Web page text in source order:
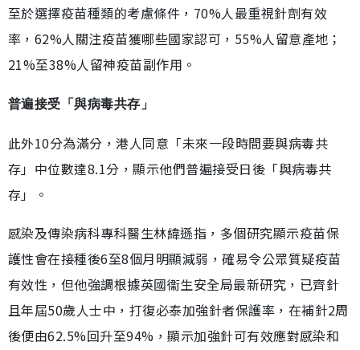
至於選擇疫苗種類的考慮條件，70%人最重視針劑有效
率，62%人關注疫苗獲哪些國家認可，55%人留意產地；
21%至38%人留神疫苗副作用。
普遍接受「與病毒共存」
此外10分為滿分，港人同意「未來一段時間要與病毒共
存」中位數達8.1分，顯示他們普遍接受日後「與病毒共
存」。
感染及傳染病科專科醫生林緯遜指，多個研究顯示疫苗保
護性會在接種後6至8個月明顯減弱，確易令公眾質疑疫苗
有效性，但他強調根據英國衞生安全局最新研究，已齊針
且年屆50歲人士中，打復必泰加強針者保護率，在補針2周
後便由62.5%回升至94%，顯示加強針可有效應對感染和